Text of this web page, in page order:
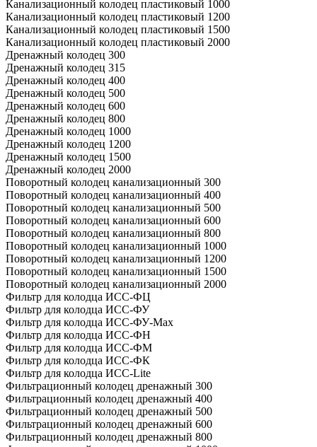
Канализационный колодец пластиковый 1000
Канализационный колодец пластиковый 1200
Канализационный колодец пластиковый 1500
Канализационный колодец пластиковый 2000
Дренажный колодец 300
Дренажный колодец 315
Дренажный колодец 400
Дренажный колодец 500
Дренажный колодец 600
Дренажный колодец 800
Дренажный колодец 1000
Дренажный колодец 1200
Дренажный колодец 1500
Дренажный колодец 2000
Поворотный колодец канализационный 300
Поворотный колодец канализационный 400
Поворотный колодец канализационный 500
Поворотный колодец канализационный 600
Поворотный колодец канализационный 800
Поворотный колодец канализационный 1000
Поворотный колодец канализационный 1200
Поворотный колодец канализационный 1500
Поворотный колодец канализационный 2000
Фильтр для колодца ИСС-ФЦ
Фильтр для колодца ИСС-ФУ
Фильтр для колодца ИСС-ФУ-Мах
Фильтр для колодца ИСС-ФН
Фильтр для колодца ИСС-ФМ
Фильтр для колодца ИСС-ФК
Фильтр для колодца ИСС-Lite
Фильтрационный колодец дренажный 300
Фильтрационный колодец дренажный 400
Фильтрационный колодец дренажный 500
Фильтрационный колодец дренажный 600
Фильтрационный колодец дренажный 800